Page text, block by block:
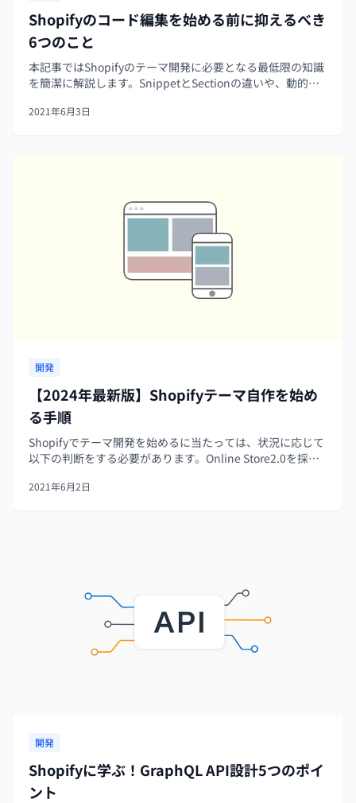
Shopifyのコード編集を始める前に抑えるべき
6つのこと
本記事ではShopifyのテーマ開発に必要となる最低限の知識
を簡潔に解説します。SnippetとSectionの違いや、動的セ
section)の違いなども解説します。
2021年6月3日
開発
【2024年最新版】Shopifyテーマ自作を始め
る手順
Shopifyでテーマ開発を始めるに当たっては、状況に応じて
以下の判断をする必要があります。Online Store2.0を採用
ゼロから開発するか。本記事ではこれらの判断基準を紹介
2021年6月2日
開発
Shopifyに学ぶ！GraphQL API設計5つのポイ
ント